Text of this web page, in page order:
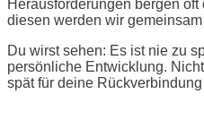
Herausforderungen bergen
diesen werden wir
Du wirst sehen: Es ist nie zu
persönliche Entwicklung.
spät für deine